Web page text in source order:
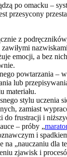
po omacku –
przesycony
z
emocji, a bez
powtarzania –
lub
materiału.
stylu uczenia
zamiast
do frustracji i
– próby „
i
na „nauczaniu dla
zjawisk i